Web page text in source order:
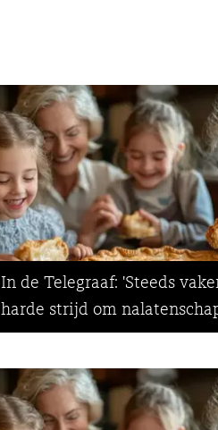
In de Telegraaf: 'Steeds
harde strijd om